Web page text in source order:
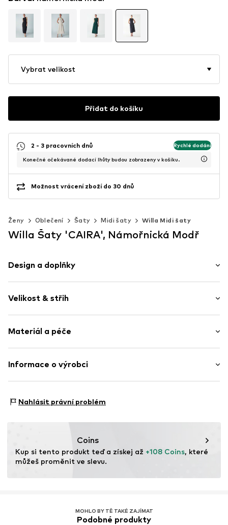
Vybrat velikost
Přidat do košíku
2 - 3 pracovních dnů Rychlé dodání
Konečné očekávané dodací lhůty budou zobrazeny v košíku.
Možnost vrácení zboží do 30 dnů
Ženy Oblečení Šaty Midi šaty Willa Midi šaty
Willa Šaty 'CAIRA', Námořnická Modř
Design a doplňky
Normální ramínka
Kulatý výstřih
Nařásněné
Položka č. WLL0312004000001
Velikost & střih
Délka: 3/4 délka
Střih: Normální střih
Střih: Rozšířené
Materiál a péče
Vrchní materiál: 4% Elastan, 96% Polyester - PES
Informace o výrobci
10117 Berlin
Nahlásit právní problém
Coins
Kup si tento produkt teď a získej až +108 Coins, které
můžeš proměnit ve slevu.
MOHLO BY TĚ TAKÉ ZAJÍMAT
Podobné produkty